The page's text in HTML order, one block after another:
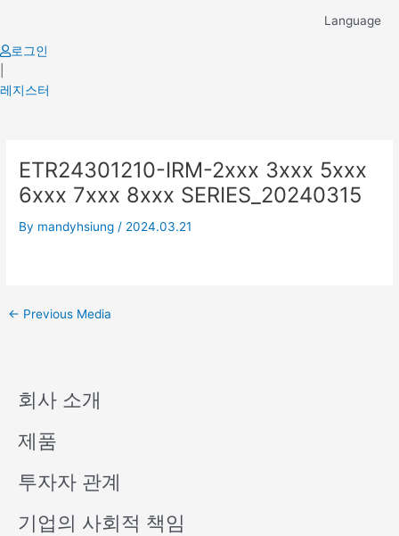
content
Language
로그인
레지스터
ETR24301210-IRM-2xxx 3xxx 5xxx
6xxx 7xxx 8xxx SERIES_20240315
By mandyhsiung / 2024.03.21
navigation
← Previous Media
회사 소개
제품
투자자 관계
기업의 사회적 책임